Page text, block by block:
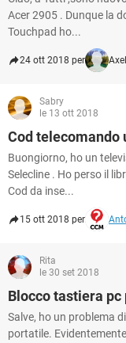
Acer 2905 . Dunque la
Touchpad ho...
24 ott 2018 per Axel
Sabry
le 13 ott 2018
Cod telecomando
Buongiorno, ho un
Selecline . Ho perso il
Cod da inse...
15 ott 2018 per
Rita
le 30 set 2018
Blocco tastiera
Salve, ho un problema
portatile.